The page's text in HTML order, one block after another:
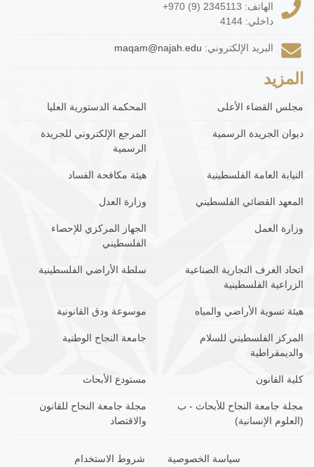
الهاتف: +970 (9) 2345113
داخلي: 4144
البريد الإلكتروني: maqam@najah.edu
المزيد
مجلس القضاء الأعلى المحكمة الدستورية العليا
ديوان الجريدة الرسمية
المرجع الإلكتروني للجريدة
الرسمية
النيابة العامة الفلسطينية هيئة مكافحة الفساد
المعهد القضائي الفلسطيني وزارة العدل
وزارة العمل
الجهاز المركزي للإحصاء
الفلسطيني
اتحاد الغرف التجارية الصناعية
الزراعية الفلسطينية
سلطة الأراضي الفلسطينية
هيئة تسوية الأراضي والمياه موسوعة ودق القانونية
المركز الفلسطيني للسلام
والديمقراطية
جامعة النجاح الوطنية
كلية القانون مستودع الأبحاث
مجلة جامعة النجاح للأبحاث - ب
(العلوم الإنسانية)
مجلة جامعة النجاح للقانون
والاقتصاد
سياسة الخصوصية شروط الاستخدام